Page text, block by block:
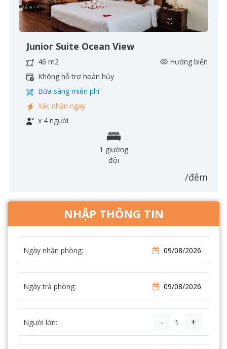
Junior Suite Ocean View
46 m2
Hướng biển
Không hỗ trợ hoàn hủy
Bữa sáng miễn phí
Xác nhận ngay
x 4 người
1 giường
đôi
/đêm
NHẬP THÔNG TIN
Ngày nhận phòng:
Ngày trả phòng:
Người lớn: - +